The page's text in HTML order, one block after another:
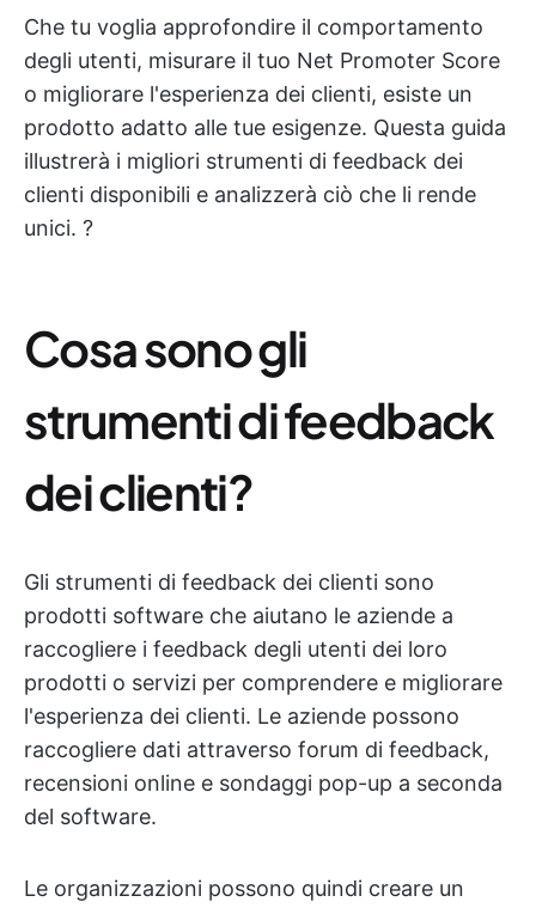
Che tu voglia approfondire il comportamento
degli utenti, misurare il tuo Net Promoter Score
o migliorare l'esperienza dei clienti, esiste un
prodotto adatto alle tue esigenze. Questa guida
illustrerà i migliori strumenti di feedback dei
clienti disponibili e analizzerà ciò che li rende
unici. ?️
Cosa sono gli
strumenti di feedback
dei clienti?
Gli strumenti di feedback dei clienti sono
prodotti software che aiutano le aziende a
raccogliere i feedback degli utenti dei loro
prodotti o servizi per comprendere e migliorare
l'esperienza dei clienti. Le aziende possono
raccogliere dati attraverso forum di feedback,
recensioni online e sondaggi pop-up a seconda
del software.
Le organizzazioni possono quindi creare un